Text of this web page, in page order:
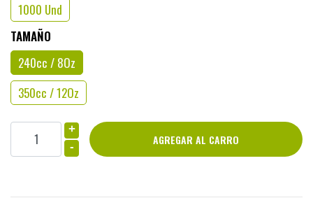
1000 Und
TAMAÑO
240cc / 8Oz
350cc / 12Oz
+
-